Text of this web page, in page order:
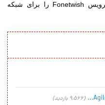
فصل نخست سال ۲۰۱۴ میلادی سرویس Fonetwish را برای شبکه
(9,566 بازدید)